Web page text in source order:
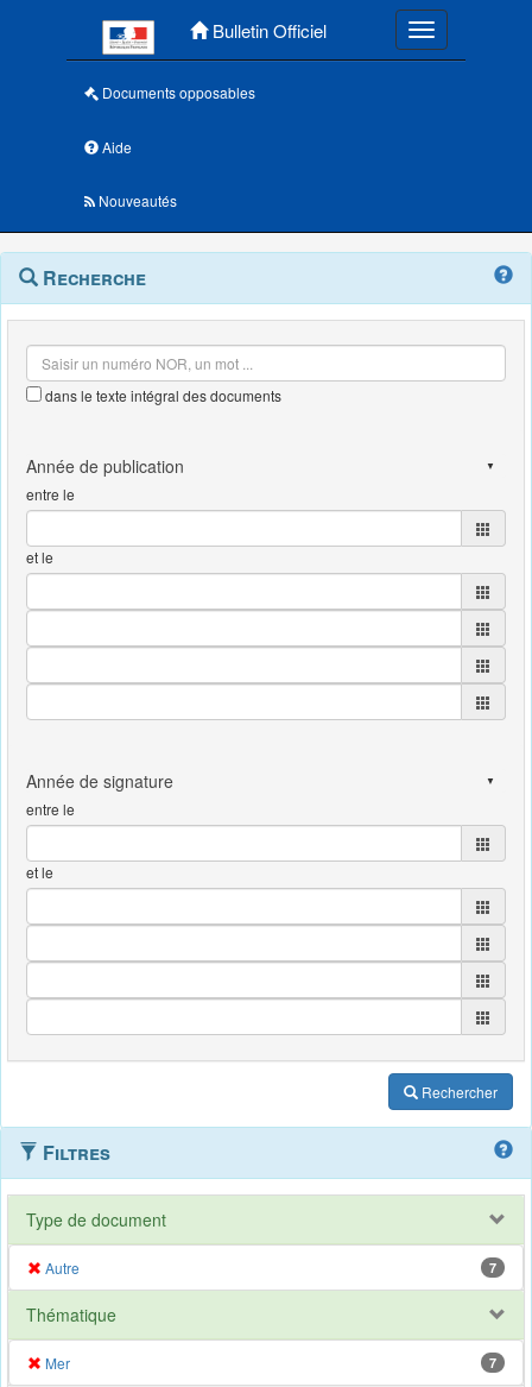
Bulletin Officiel Toggle
Documents opposables
Aide
Nouveautés
Navigation
outils
Menu
contextuel
Recherche
dans le texte intégral des documents
entre le
et le
entre le
et le
Rechercher
Filtres
Type de document
Autre 7
Thématique
Mer 7